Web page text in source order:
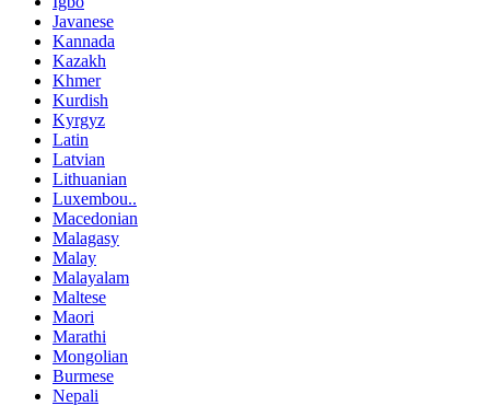
Javanese
Kannada
Kazakh
Khmer
Kurdish
Kyrgyz
Latin
Latvian
Lithuanian
Luxembou..
Macedonian
Malagasy
Malay
Malayalam
Maltese
Maori
Marathi
Mongolian
Burmese
Nepali